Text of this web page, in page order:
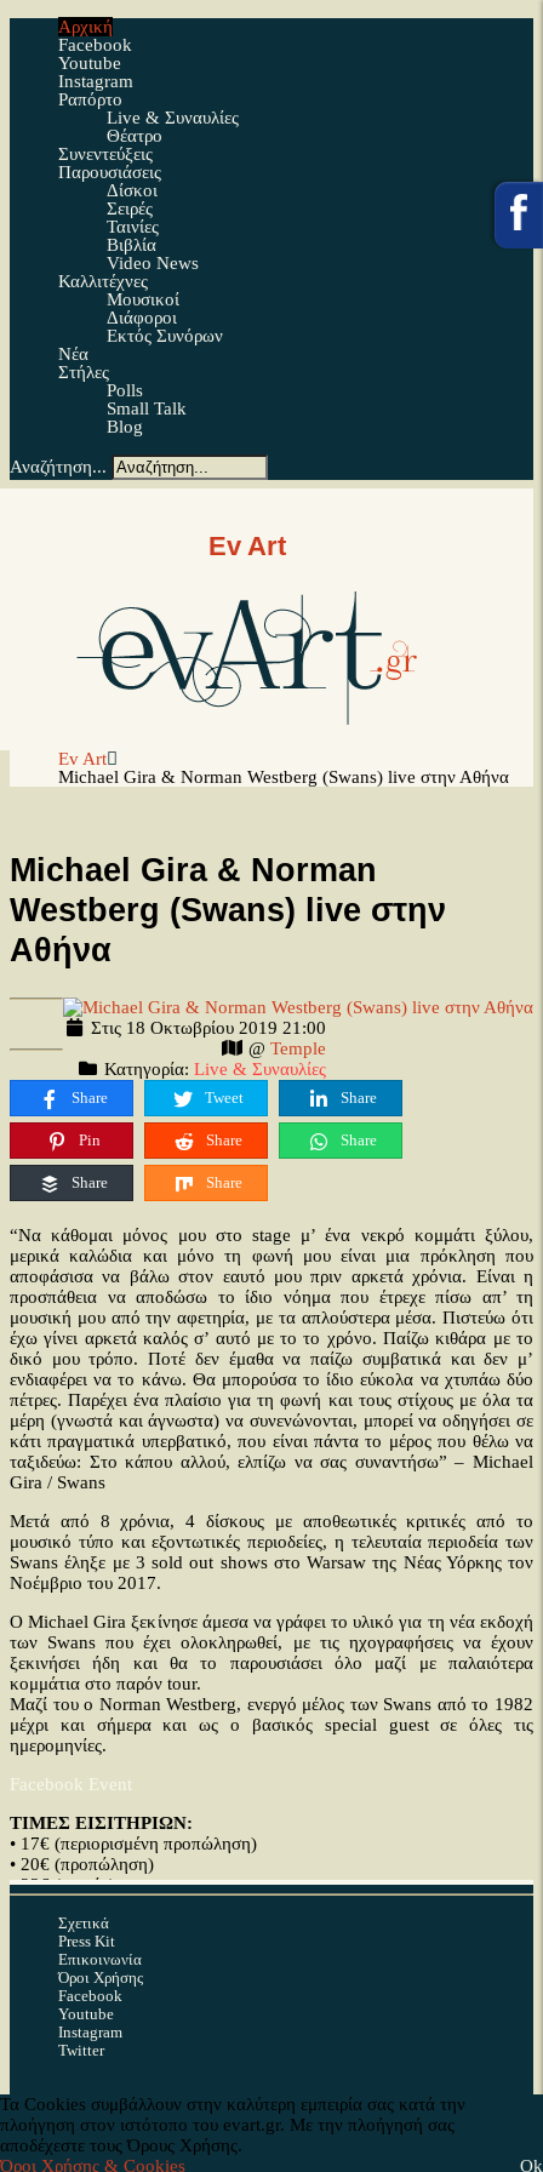
Αρχική
Facebook
Youtube
Instagram
Ραπόρτο
Live & Συναυλίες
Θέατρο
Συνεντεύξεις
Παρουσιάσεις
Δίσκοι
Σειρές
Ταινίες
Βιβλία
Video News
Καλλιτέχνες
Μουσικοί
Διάφοροι
Εκτός Συνόρων
Νέα
Στήλες
Polls
Small Talk
Blog
Αναζήτηση...
Ev Art
Ev Art
Michael Gira & Norman Westberg (Swans) live στην Αθήνα
Michael Gira & Norman
Westberg (Swans) live στην
Αθήνα
Στις 18 Οκτωβρίου 2019 21:00
@ Temple
Κατηγορία: Live & Συναυλίες
Share Tweet Share
Pin Share Share
Share Share
“Να κάθομαι μόνος μου στο stage μ’ ένα νεκρό κομμάτι ξύλου,
μερικά καλώδια και μόνο τη φωνή μου είναι μια πρόκληση που
αποφάσισα να βάλω στον εαυτό μου πριν αρκετά χρόνια. Είναι η
προσπάθεια να αποδώσω το ίδιο νόημα που έτρεχε πίσω απ’ τη
μουσική μου από την αφετηρία, με τα απλούστερα μέσα. Πιστεύω ότι
έχω γίνει αρκετά καλός σ’ αυτό με το το χρόνο. Παίζω κιθάρα με το
δικό μου τρόπο. Ποτέ δεν έμαθα να παίζω συμβατικά και δεν μ’
ενδιαφέρει να το κάνω. Θα μπορούσα το ίδιο εύκολα να χτυπάω δύο
πέτρες. Παρέχει ένα πλαίσιο για τη φωνή και τους στίχους με όλα τα
μέρη (γνωστά και άγνωστα) να συνενώνονται, μπορεί να οδηγήσει σε
κάτι πραγματικά υπερβατικό, που είναι πάντα το μέρος που θέλω να
ταξιδεύω: Στο κάπου αλλού, ελπίζω να σας συναντήσω” – Michael
Gira / Swans
Μετά από 8 χρόνια, 4 δίσκους με αποθεωτικές κριτικές από το
μουσικό τύπο και εξοντωτικές περιοδείες, η τελευταία περιοδεία των
Swans έληξε με 3 sold out shows στο Warsaw της Νέας Υόρκης τον
Νοέμβριο του 2017.
Ο Michael Gira ξεκίνησε άμεσα να γράφει το υλικό για τη νέα εκδοχή
των Swans που έχει ολοκληρωθεί, με τις ηχογραφήσεις να έχουν
ξεκινήσει ήδη και θα το παρουσιάσει όλο μαζί με παλαιότερα
κομμάτια στο παρόν tour.
Μαζί του ο Norman Westberg, ενεργό μέλος των Swans από το 1982
μέχρι και σήμερα και ως ο βασικός special guest σε όλες τις
ημερομηνίες.
Facebook Event
ΤΙΜΕΣ ΕΙΣΙΤΗΡΙΩΝ:
• 17€ (περιορισμένη προπώληση)
• 20€ (προπώληση)
• 23€ (ταμείο)
ΣΗΜΕΙΑ ΠΡΟΠΩΛΗΣΗΣ
• Le Disque Noir Records Shop (Θεμιστοκλέους 29, Αθήνα, τηλ.: 211
214 3554)
• Τηλεφωνικά στο 11876
• Reload Stores
• Seven Spots
• Βιβλιοπωλεία Ευριπίδης
• Yoleni’s (Σόλωνος 9, Αθήνα, τηλ.: 2122223623)
+
−
Σχετικά
Press Kit
Επικοινωνία
Όροι Χρήσης
Facebook
Youtube
Instagram
Twitter
Copyright © 2026 Ev Art. Με την επιφύλαξη κάθε δικαιώματος. |
Τα Cookies συμβάλλουν στην καλύτερη εμπειρία σας κατά την
πλοήγηση στον ιστότοπο του evart.gr. Με την πλοήγησή σας
αποδέχεστε τους Όρους Χρήσης.
Ok
Όροι Χρήσης & Cookies